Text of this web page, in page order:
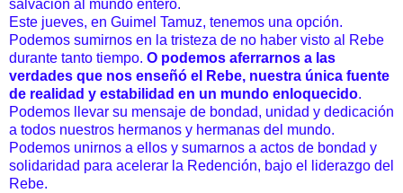
salvación al mundo entero.
Este jueves, en Guimel Tamuz, tenemos una opción.
Podemos sumirnos en la tristeza de no haber visto al Rebe
durante tanto tiempo. O podemos aferrarnos a las
verdades que nos enseñó el Rebe, nuestra única fuente
de realidad y estabilidad en un mundo enloquecido.
Podemos llevar su mensaje de bondad, unidad y dedicación
a todos nuestros hermanos y hermanas del mundo.
Podemos unirnos a ellos y sumarnos a actos de bondad y
solidaridad para acelerar la Redención, bajo el liderazgo del
Rebe.